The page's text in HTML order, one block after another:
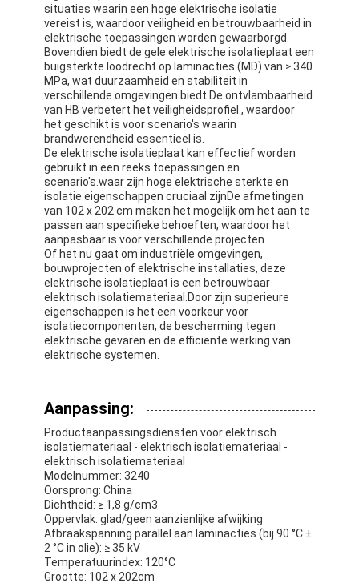
situaties waarin een hoge elektrische isolatie
vereist is, waardoor veiligheid en betrouwbaarheid in
elektrische toepassingen worden gewaarborgd.
Bovendien biedt de gele elektrische isolatieplaat een
buigsterkte loodrecht op laminacties (MD) van ≥ 340
MPa, wat duurzaamheid en stabiliteit in
verschillende omgevingen biedt.De ontvlambaarheid
van HB verbetert het veiligheidsprofiel., waardoor
het geschikt is voor scenario's waarin
brandwerendheid essentieel is.
De elektrische isolatieplaat kan effectief worden
gebruikt in een reeks toepassingen en
scenario's.waar zijn hoge elektrische sterkte en
isolatie eigenschappen cruciaal zijnDe afmetingen
van 102 x 202 cm maken het mogelijk om het aan te
passen aan specifieke behoeften, waardoor het
aanpasbaar is voor verschillende projecten.
Of het nu gaat om industriële omgevingen,
bouwprojecten of elektrische installaties, deze
elektrische isolatieplaat is een betrouwbaar
elektrisch isolatiemateriaal.Door zijn superieure
eigenschappen is het een voorkeur voor
isolatiecomponenten, de bescherming tegen
elektrische gevaren en de efficiënte werking van
elektrische systemen.
Aanpassing:
Productaanpassingsdiensten voor elektrisch
isolatiemateriaal - elektrisch isolatiemateriaal -
elektrisch isolatiemateriaal
Modelnummer: 3240
Oorsprong: China
Dichtheid: ≥ 1,8 g/cm3
Oppervlak: glad/geen aanzienlijke afwijking
Afbraakspanning parallel aan laminacties (bij 90 °C ±
2 °C in olie): ≥ 35 kV
Temperatuurindex: 120°C
Grootte: 102 x 202cm